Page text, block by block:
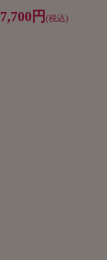
7,700円(税込)